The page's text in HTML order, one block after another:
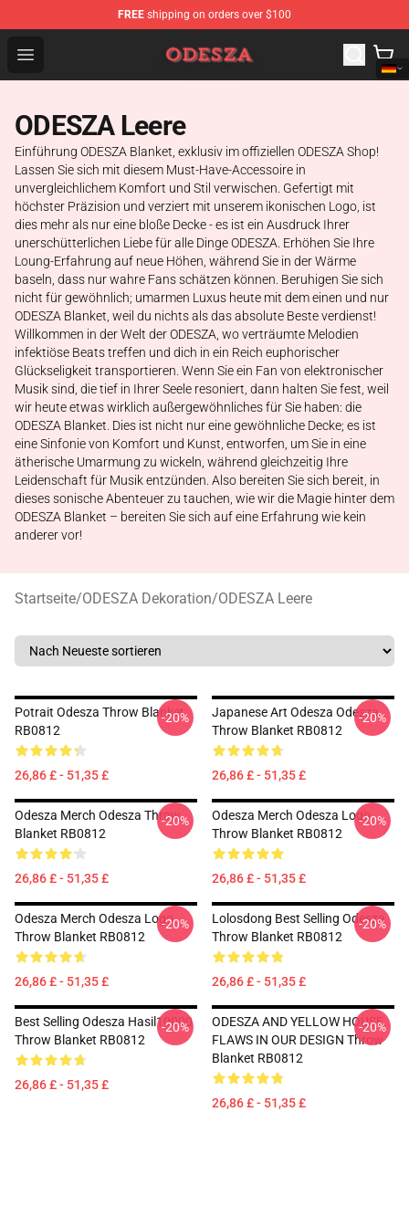
FREE shipping on orders over $100
Open menu
ODESZA Shop - Official ODESZA Merchandise Store
ODESZA Leere
Einführung ODESZA Blanket, exklusiv im offiziellen ODESZA Shop!
Lassen Sie sich mit diesem Must-Have-Accessoire in
unvergleichlichem Komfort und Stil verwischen. Gefertigt mit
höchster Präzision und verziert mit unserem ikonischen Logo, ist
dies mehr als nur eine bloße Decke - es ist ein Ausdruck Ihrer
unerschütterlichen Liebe für alle Dinge ODESZA. Erhöhen Sie Ihre
Loung-Erfahrung auf neue Höhen, während Sie in der Wärme
baseln, dass nur wahre Fans schätzen können. Beruhigen Sie sich
nicht für gewöhnlich; umarmen Luxus heute mit dem einen und nur
ODESZA Blanket, weil du nichts als das absolute Beste verdienst!
Willkommen in der Welt der ODESZA, wo verträumte Melodien
infektiöse Beats treffen und dich in ein Reich euphorischer
Glückseligkeit transportieren. Wenn Sie ein Fan von elektronischer
Musik sind, die tief in Ihrer Seele resoniert, dann halten Sie fest, weil
wir heute etwas wirklich außergewöhnliches für Sie haben: die
ODESZA Blanket. Dies ist nicht nur eine gewöhnliche Decke; es ist
eine Sinfonie von Komfort und Kunst, entworfen, um Sie in eine
ätherische Umarmung zu wickeln, während gleichzeitig Ihre
Leidenschaft für Musik entzünden. Also bereiten Sie sich bereit, in
dieses sonische Abenteuer zu tauchen, wie wir die Magie hinter dem
ODESZA Blanket – bereiten Sie sich auf eine Erfahrung wie kein
anderer vor!
Startseite/ODESZA Dekoration/ODESZA Leere
Potrait Odesza Throw Blanket
RB0812
26,86 £ - 51,35 £
-20%
Japanese Art Odesza Odesza
Throw Blanket RB0812
26,86 £ - 51,35 £
-20%
Odesza Merch Odesza Throw
Blanket RB0812
26,86 £ - 51,35 £
-20%
Odesza Merch Odesza Logo
Throw Blanket RB0812
26,86 £ - 51,35 £
-20%
Odesza Merch Odesza Logo
Throw Blanket RB0812
26,86 £ - 51,35 £
-20%
Lolosdong Best Selling Odesza
Throw Blanket RB0812
26,86 £ - 51,35 £
-20%
Best Selling Odesza Hasil10000
Throw Blanket RB0812
26,86 £ - 51,35 £
-20%
ODESZA AND YELLOW HOUSE
FLAWS IN OUR DESIGN Throw
Blanket RB0812
26,86 £ - 51,35 £
-20%